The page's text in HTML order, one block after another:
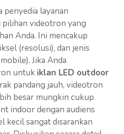
penyedia layanan
pilihan videotron yang
Anda. Ini mencakup
(resolusi), dan jenis
Jika Anda
untuk iklan LED outdoor
pandang jauh, videotron
besar mungkin cukup.
indoor dengan audiens
kecil sangat disarankan